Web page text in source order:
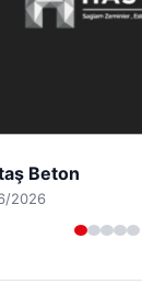
Kaplan
2026